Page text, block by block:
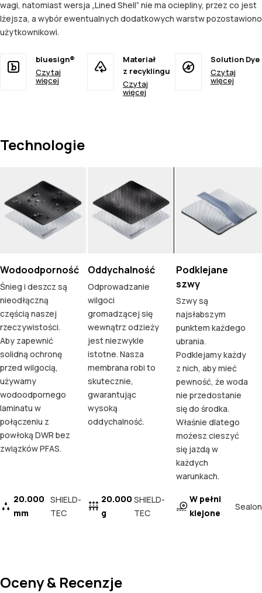
wagi, natomiast wersja „Lined Shell” nie ma ociepliny, przez co jest
lżejsza, a wybór ewentualnych dodatkowych warstw pozostawiono
użytkownikowi.
bluesign®
Czytaj
więcej
Materiał
z recyklingu
Czytaj
więcej
Solution Dye
Czytaj
więcej
Technologie
Wodoodporność
Śnieg i deszcz są
nieodłączną
częścią naszej
rzeczywistości.
Aby zapewnić
solidną ochronę
przed wilgocią,
używamy
wodoodpornego
laminatu w
połączeniu z
powłoką DWR bez
związków PFAS.
20.000
mm
SHIELD-
TEC
Oddychalność
Odprowadzanie
wilgoci
gromadzącej się
wewnątrz odzieży
jest niezwykle
istotne. Nasza
membrana robi to
skutecznie,
gwarantując
wysoką
oddychalność.
20.000
g
SHIELD-
TEC
Podklejane
szwy
Szwy są
najsłabszym
punktem każdego
ubrania.
Podklejamy każdy
z nich, aby mieć
pewność, że woda
nie przedostanie
się do środka.
Właśnie dlatego
możesz cieszyć
się jazdą w
każdych
warunkach.
W pełni
klejone
Sealon
Oceny & Recenzje